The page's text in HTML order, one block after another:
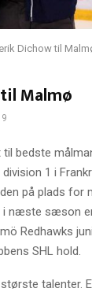
Dichow til
Malmø
bedste
1 i
på plads for
i næste sæson
Redhawks
SHL hold.
talenter.